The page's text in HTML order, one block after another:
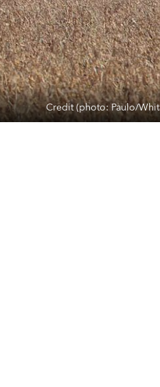
Credit (photo: Paulo/